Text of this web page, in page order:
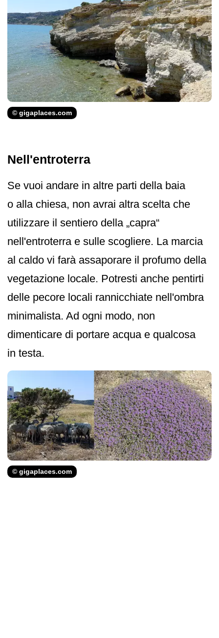
© gigaplaces.com
Nell'entroterra
Se vuoi andare in altre parti della baia
o alla chiesa, non avrai altra scelta che
utilizzare il sentiero della „capra“
nell'entroterra e sulle scogliere. La marcia
al caldo vi farà assaporare il profumo della
vegetazione locale. Potresti anche pentirti
delle pecore locali rannicchiate nell'ombra
minimalista. Ad ogni modo, non
dimenticare di portare acqua e qualcosa
in testa.
© gigaplaces.com